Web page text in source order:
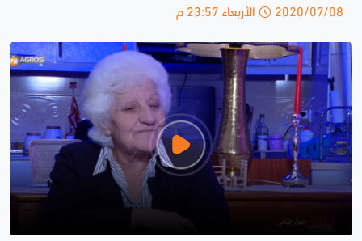
2020/07/08 الأربعاء 23:57 م